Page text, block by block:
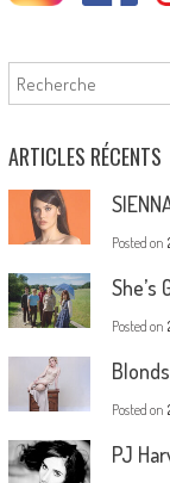
Rechercher
ARTICLES RÉCENTS
Posted on
She’s
Posted on
Posted on
PJ